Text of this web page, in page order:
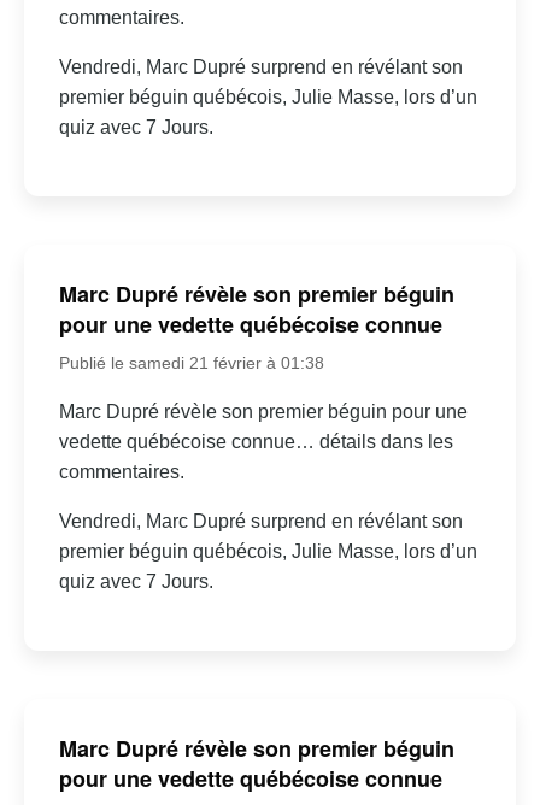
commentaires.
Vendredi, Marc Dupré surprend en révélant son
premier béguin québécois, Julie Masse, lors d’un
quiz avec 7 Jours.
Marc Dupré révèle son premier béguin
pour une vedette québécoise connue
Publié le samedi 21 février à 01:38
Marc Dupré révèle son premier béguin pour une
vedette québécoise connue… détails dans les
commentaires.
Vendredi, Marc Dupré surprend en révélant son
premier béguin québécois, Julie Masse, lors d’un
quiz avec 7 Jours.
Marc Dupré révèle son premier béguin
pour une vedette québécoise connue